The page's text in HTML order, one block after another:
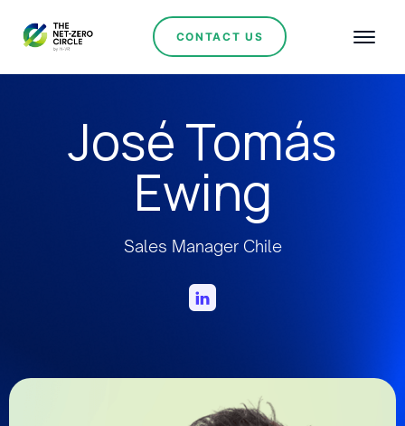
CONTACT US
José Tomás
Ewing
Sales Manager Chile